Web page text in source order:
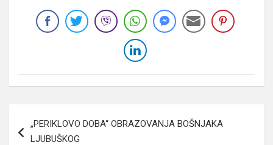
članaka
„PERIKLOVO DOBA“ OBRAZOVANJA BOŠNJAKA
LJUBUŠKOG